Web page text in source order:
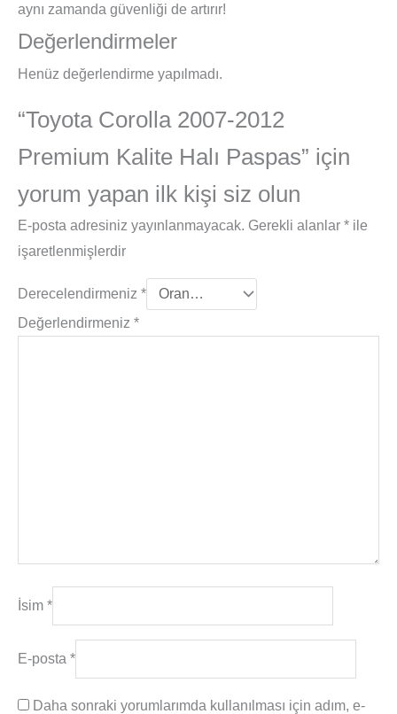
aynı zamanda güvenliği de artırır!
Değerlendirmeler
Henüz değerlendirme yapılmadı.
“Toyota Corolla 2007-2012
Premium Kalite Halı Paspas” için
yorum yapan ilk kişi siz olun
E-posta adresiniz yayınlanmayacak. Gerekli alanlar * ile
işaretlenmişlerdir
Derecelendirmeniz *
Değerlendirmeniz *
İsim *
E-posta *
Daha sonraki yorumlarımda kullanılması için adım, e-